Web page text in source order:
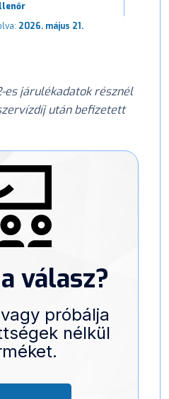
2026. május 21.
es járulékadatok résznél
után befizetett
válasz?
próbálja
nélkül